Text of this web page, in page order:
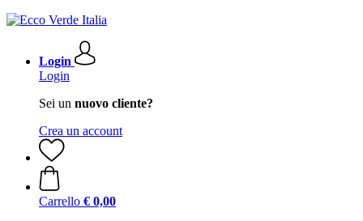
Login
Login
Sei un nuovo cliente?
Crea un account
Carrello € 0,00